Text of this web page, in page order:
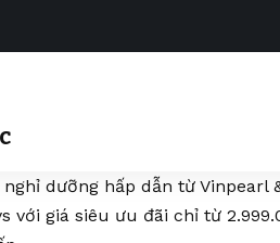
dưỡng hấp dẫn từ Vinpearl
với giá siêu ưu đãi chỉ từ